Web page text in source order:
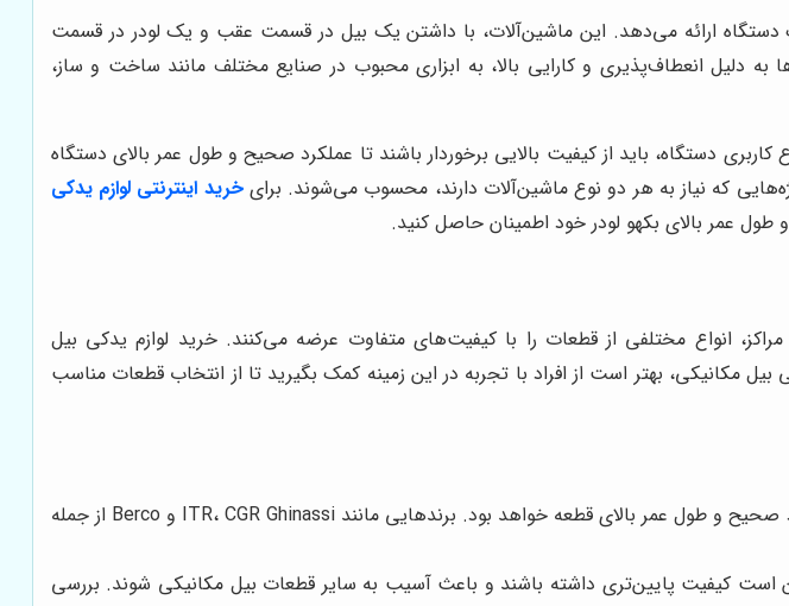
یک دستگاه ارائه می‌دهد. این ماشین‌آلات، با داشتن یک بیل در قسمت عقب و یک لودر در قسمت
دلیل انعطاف‌پذیری و کارایی بالا، به ابزاری محبوب در صنایع مختلف مانند ساخت و ساز،
دستگاه، باید از کیفیت بالایی برخوردار باشند تا عملکرد صحیح و طول عمر بالای دستگاه
که نیاز به هر دو نوع ماشین‌آلات دارند، محسوب می‌شوند. برایخرید اینترنتی لوازم یدکی
طول عمر بالای بکهو لودر خود اطمینان حاصل کنید.
انواع مختلفی از قطعات را با کیفیت‌های متفاوت عرضه می‌کنند. خرید لوازم یدکی بیل
مکانیکی، بهتر است از افراد با تجربه در این زمینه کمک بگیرید تا از انتخاب قطعات مناسب
انتخاب قطعات یدکی از برندهای معتبر و با کیفیت، تضمین کننده عملکرد صحیح و طول عمر بالای قطعه خواهد بود. برندهایی مانند ITR، CGR Ghinassi و Berco از جمله
کیفیت پایین‌تری داشته باشند و باعث آسیب به سایر قطعات بیل مکانیکی شوند. بررسی